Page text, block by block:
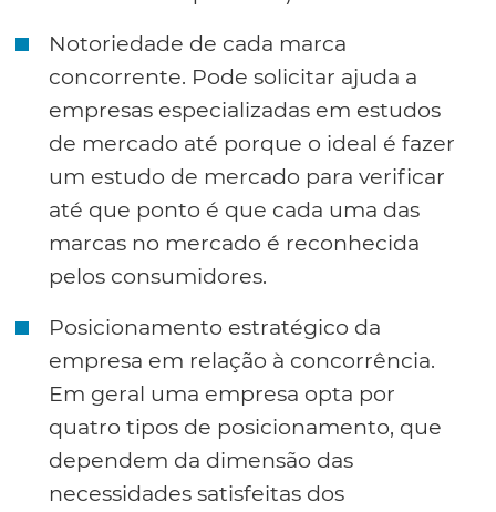
Notoriedade de cada marca
concorrente. Pode solicitar ajuda a
empresas especializadas em estudos
de mercado até porque o ideal é fazer
um estudo de mercado para verificar
até que ponto é que cada uma das
marcas no mercado é reconhecida
pelos consumidores.
Posicionamento estratégico da
empresa em relação à concorrência.
Em geral uma empresa opta por
quatro tipos de posicionamento, que
dependem da dimensão das
necessidades satisfeitas dos